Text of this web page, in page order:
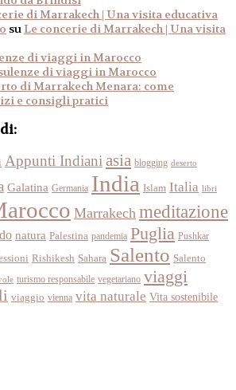
di Marrakech | Una visita educativa
suLe concerie di Marrakech | Una visita
di viaggi in Marocco
di viaggi in Marocco
di Marrakech Menara: come
e consigli pratici
Appunti Indianiasia blogging deserto
Galatina Germania India Islam Italia libri
Marrakech meditazione
natura Palestina pandemia Puglia Pushkar
Rishikesh Sahara Salento Salento
turismo responsabile vegetariano viaggi
viaggio vienna vita naturale Vita sostenibile